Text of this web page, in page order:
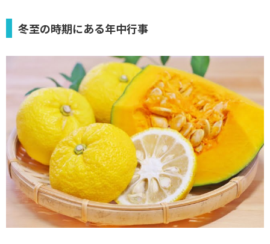
冬至の時期にある年中行事